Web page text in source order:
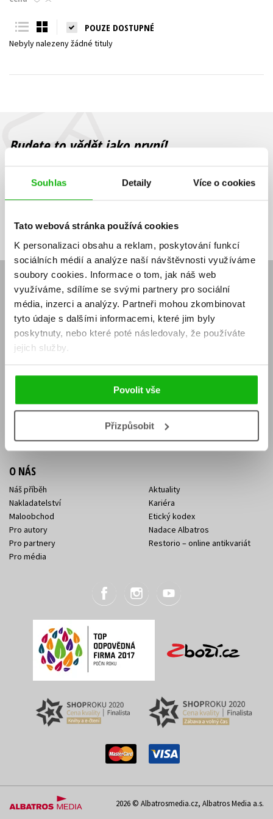
Souhlas Detaily Více o cookies
Tato webová stránka používá cookies
K personalizaci obsahu a reklam, poskytování funkcí
sociálních médií a analýze naší návštěvnosti využíváme
soubory cookies. Informace o tom, jak náš web
využíváme, sdílíme se svými partnery pro sociální
média, inzerci a analýzy. Partneři mohou zkombinovat
tyto údaje s dalšími informacemi, které jim byly
poskytnuty, nebo které poté následovaly, že používáte
jejich služby.
Povolit vše
Přizpůsobit
Young adult (SK)
Všechny tituly
POUZE DOSTUPNÉ
Nebyly nalezeny žádné tituly
Budete to vědět jako první!
Zajímá Vás, jaký knižní hit právě vychází, na jaké zboží je výhodná
sleva, jaká běží soutěž o ceny? Přihlášením k odběru našich e-
souhlasíte se zpracováním osobních údajů
mailová
adresa
mailová
adresa
Vaše e-mailová adresa Přihlásit se
E-SHOP
Aktuality
Naši autoři
Obchodní podmínky
Jak nakoupit
Knižní novinky
Dárkové poukazy
Affiliate program
KONTAKTY
Sídlo společnosti
Kontakty Albatros Media
O NÁS
Náš příběh
Nakladatelství
Maloobchod
Pro autory
Pro partnery
Pro média
Aktuality
Kariéra
Etický kodex
Nadace Albatros
Restorio – online antikvariát
2026 © Albatrosmedia.cz, Albatros Media a.s.